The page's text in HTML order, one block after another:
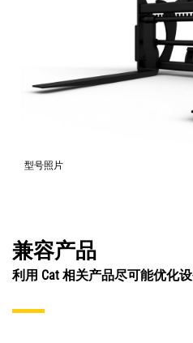
型号照片
兼容产品
利用 Cat 相关产品尽可能优化